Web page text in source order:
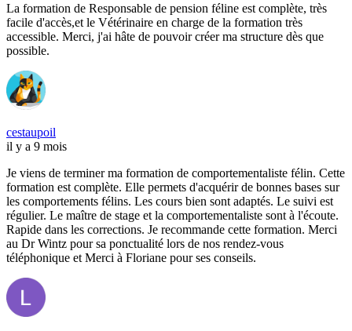
La formation de Responsable de pension féline est complète, très
facile d'accès,et le Vétérinaire en charge de la formation très
accessible. Merci, j'ai hâte de pouvoir créer ma structure dès que
possible.
cestaupoil
il y a 9 mois
Je viens de terminer ma formation de comportementaliste félin. Cette
formation est complète. Elle permets d'acquérir de bonnes bases sur
les comportements félins. Les cours bien sont adaptés. Le suivi est
régulier. Le maître de stage et la comportementaliste sont à l'écoute.
Rapide dans les corrections. Je recommande cette formation. Merci
au Dr Wintz pour sa ponctualité lors de nos rendez-vous
téléphonique et Merci à Floriane pour ses conseils.